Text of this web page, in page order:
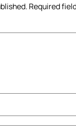
Required